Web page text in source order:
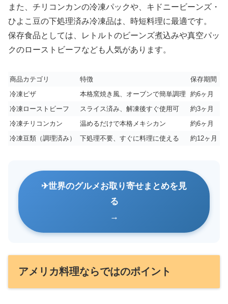
また、チリコンカンの冷凍パックや、キドニービーンズ・
ひよこ豆の下処理済み冷凍品は、時短料理に最適です。
保存食品としては、レトルトのビーンズ煮込みや真空パッ
クのローストビーフなども人気があります。
商品カテゴリ 特徴
保存期間
冷凍ピザ
本格窯焼き風、オーブンで簡単調理
約6ヶ月
冷凍ローストビーフ
スライス済み、解凍後すぐ使用可
約3ヶ月
冷凍チリコンカン
温めるだけで本格メキシカン
約6ヶ月
冷凍豆類（調理済み）
下処理不要、すぐに料理に使える 約12ヶ月
世界のグルメお取り寄せまとめを見
る
アメリカ料理ならではのポイント